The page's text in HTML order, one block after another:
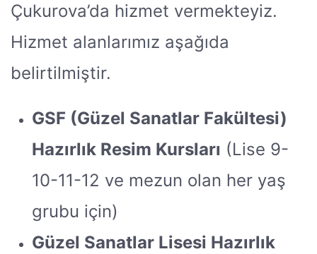
Çukurova’da hizmet vermekteyiz.
Hizmet alanlarımız aşağıda
belirtilmiştir.
GSF (Güzel Sanatlar Fakültesi)
Hazırlık Resim Kursları (Lise 9-
10-11-12 ve mezun olan her yaş
grubu için)
Güzel Sanatlar Lisesi Hazırlık